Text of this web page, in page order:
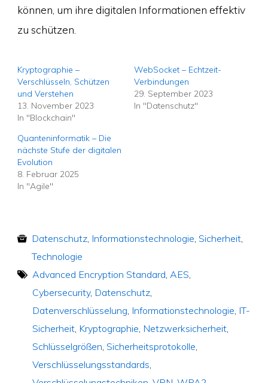
können, um ihre digitalen Informationen effektiv
zu schützen.
Kryptographie –
Verschlüsseln, Schützen
und Verstehen
13. November 2023
In "Blockchain"
WebSocket – Echtzeit-
Verbindungen
29. September 2023
In "Datenschutz"
Quanteninformatik – Die
nächste Stufe der digitalen
Evolution
8. Februar 2025
In "Agile"
Datenschutz, Informationstechnologie, Sicherheit,
Technologie
Advanced Encryption Standard, AES,
Cybersecurity, Datenschutz,
Datenverschlüsselung, Informationstechnologie, IT-
Sicherheit, Kryptographie, Netzwerksicherheit,
Schlüsselgrößen, Sicherheitsprotokolle,
Verschlüsselungsstandards,